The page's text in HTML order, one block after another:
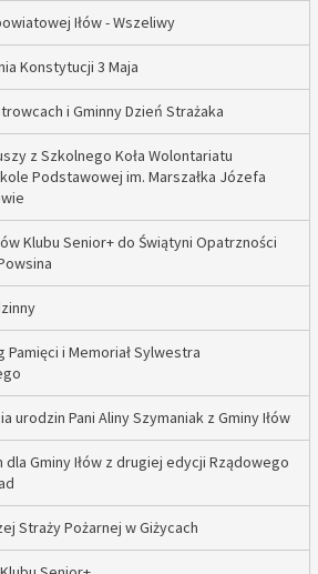
Iłów - Wszeliwy
Konstytucji 3 Maja
i Gminny Dzień Strażaka
z Szkolnego Koła Wolontariatu
Podstawowej im. Marszałka Józefa
Klubu Senior+ do Świątyni Opatrzności
Pamięci i Memoriał Sylwestra
urodzin Pani Aliny Szymaniak z Gminy Iłów
dla Gminy Iłów z drugiej edycji Rządowego
Straży Pożarnej w Giżycach